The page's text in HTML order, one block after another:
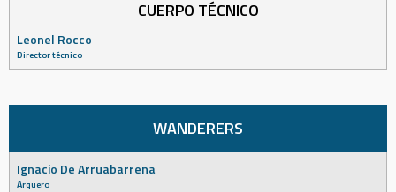
CUERPO TÉCNICO
Leonel Rocco
Director técnico
WANDERERS
Ignacio De Arruabarrena
Arquero